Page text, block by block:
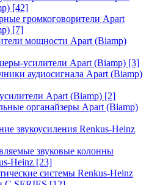
[42]
громкоговорители Apart
[7]
мощности Apart (Biamp)
усилители Apart (Biamp) [3]
аудиосигнала Apart (Biamp)
Apart (Biamp) [2]
органайзеры Apart (Biamp)
звукоусиления Renkus-Heinz
звуковые колонны
Heinz [23]
системы Renkus-Heinz